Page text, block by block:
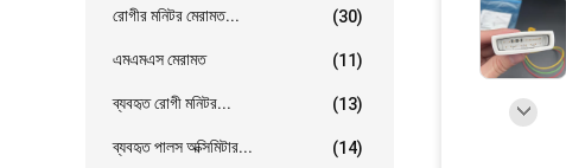
রোগীর মনিটর মেরামত... (30)
এমএমএস মেরামত (11)
ব্যবহৃত রোগী মনিটর... (13)
ব্যবহৃত পালস অক্সিমিটার... (14)